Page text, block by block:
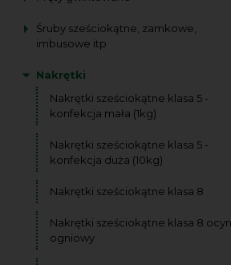
Śruby sześciokątne, zamkowe,
imbusowe itp
Nakrętki
Nakrętki sześciokątne klasa 5 -
konfekcja mała (1kg)
Nakrętki sześciokątne klasa 5 -
konfekcja duża (10kg)
Nakrętki sześciokątne klasa 8
Nakrętki sześciokątne klasa 8
ogniowy